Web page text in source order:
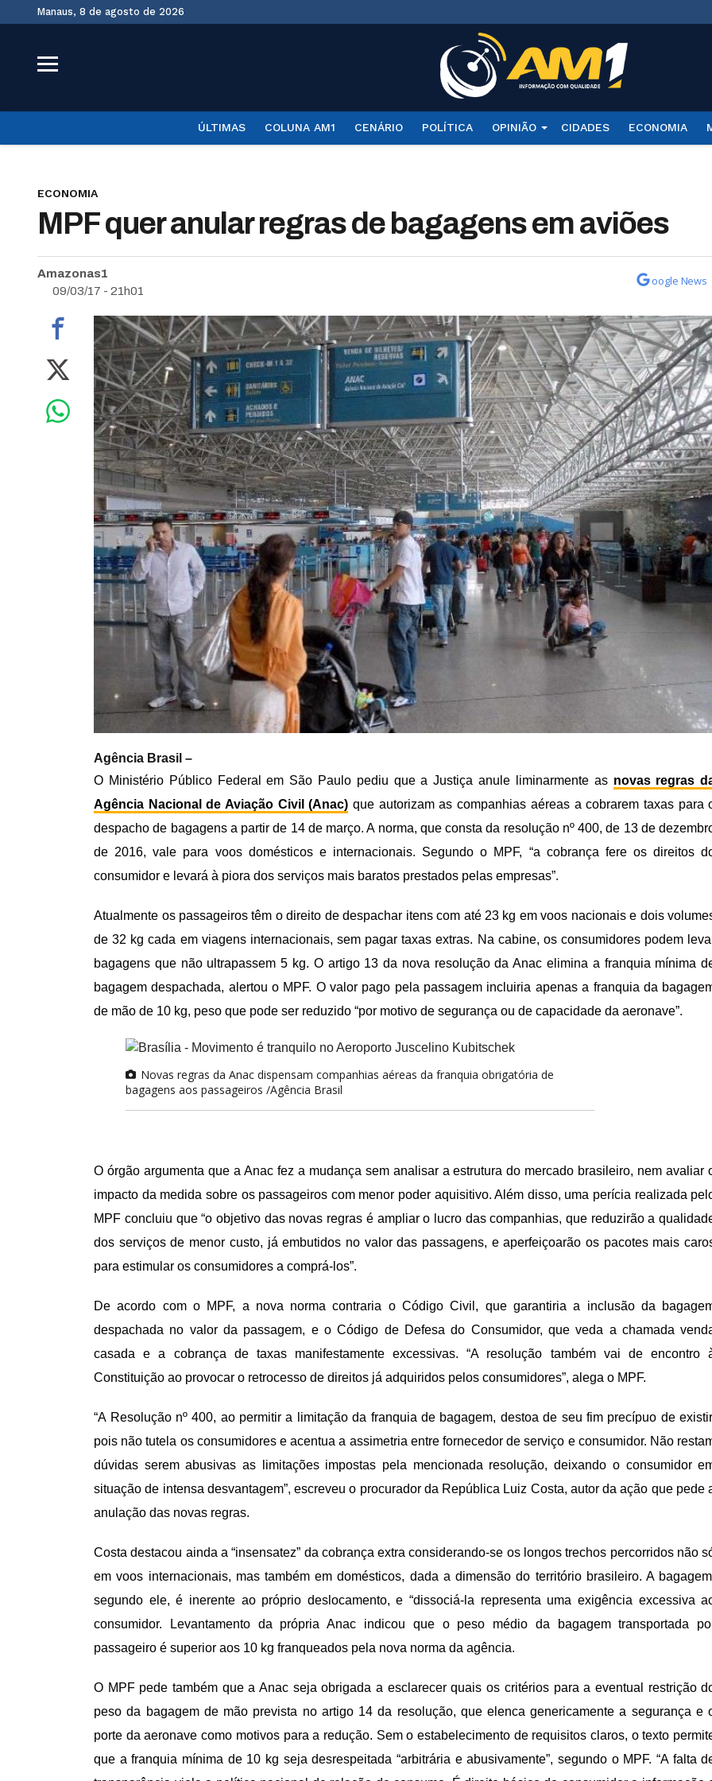
Manaus, 8 de agosto de 2026
ÚLTIMAS COLUNA AM1 CENÁRIO POLÍTICA OPINIÃO CIDADES ECONOMIA
ECONOMIA
MPF quer anular regras de bagagens em aviões
Amazonas1
09/03/17 - 21h01
oogle News
Agência Brasil –
O Ministério Público Federal em São Paulo pediu que a Justiça anule liminarmente as novas regras
Agência Nacional de Aviação Civil (Anac) que autorizam as companhias aéreas a cobrarem taxas para
despacho de bagagens a partir de 14 de março. A norma, que consta da resolução nº 400, de 13 de
de 2016, vale para voos domésticos e internacionais. Segundo o MPF, “a cobrança fere os direitos
consumidor e levará à piora dos serviços mais baratos prestados pelas empresas”.
Atualmente os passageiros têm o direito de despachar itens com até 23 kg em voos nacionais e dois
de 32 kg cada em viagens internacionais, sem pagar taxas extras. Na cabine, os consumidores podem
bagagens que não ultrapassem 5 kg. O artigo 13 da nova resolução da Anac elimina a franquia mínima
bagagem despachada, alertou o MPF. O valor pago pela passagem incluiria apenas a franquia da
de mão de 10 kg, peso que pode ser reduzido “por motivo de segurança ou de capacidade da aeronave”.
Novas regras da Anac dispensam companhias aéreas da franquia obrigatória de
bagagens aos passageiros /Agência Brasil
O órgão argumenta que a Anac fez a mudança sem analisar a estrutura do mercado brasileiro, nem avaliar
impacto da medida sobre os passageiros com menor poder aquisitivo. Além disso, uma perícia realizada
MPF concluiu que “o objetivo das novas regras é ampliar o lucro das companhias, que reduzirão a
dos serviços de menor custo, já embutidos no valor das passagens, e aperfeiçoarão os pacotes mais
para estimular os consumidores a comprá-los”.
De acordo com o MPF, a nova norma contraria o Código Civil, que garantiria a inclusão da
despachada no valor da passagem, e o Código de Defesa do Consumidor, que veda a chamada
casada e a cobrança de taxas manifestamente excessivas. “A resolução também vai de encontro
Constituição ao provocar o retrocesso de direitos já adquiridos pelos consumidores”, alega o MPF.
“A Resolução nº 400, ao permitir a limitação da franquia de bagagem, destoa de seu fim precípuo de
pois não tutela os consumidores e acentua a assimetria entre fornecedor de serviço e consumidor. Não
dúvidas serem abusivas as limitações impostas pela mencionada resolução, deixando o consumidor
situação de intensa desvantagem”, escreveu o procurador da República Luiz Costa, autor da ação que pede
anulação das novas regras.
Costa destacou ainda a “insensatez” da cobrança extra considerando-se os longos trechos percorridos não
em voos internacionais, mas também em domésticos, dada a dimensão do território brasileiro. A
segundo ele, é inerente ao próprio deslocamento, e “dissociá-la representa uma exigência excessiva
consumidor. Levantamento da própria Anac indicou que o peso médio da bagagem transportada
passageiro é superior aos 10 kg franqueados pela nova norma da agência.
O MPF pede também que a Anac seja obrigada a esclarecer quais os critérios para a eventual restrição
peso da bagagem de mão prevista no artigo 14 da resolução, que elenca genericamente a segurança e
porte da aeronave como motivos para a redução. Sem o estabelecimento de requisitos claros, o texto
que a franquia mínima de 10 kg seja desrespeitada “arbitrária e abusivamente”, segundo o MPF. “A falta